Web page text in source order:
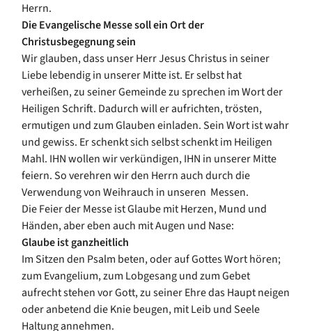
Herrn.
Die Evangelische Messesoll ein Ort der
Christusbegegnung sein
Wir glauben, dass unser Herr Jesus Christus in seiner
Liebe lebendig in unserer Mitte ist. Er selbst hat
verheißen, zu seiner Gemeinde zu sprechen im Wort der
Heiligen Schrift. Dadurch will er aufrichten, trösten,
ermutigen und zum Glauben einladen. Sein Wort ist wahr
und gewiss. Er schenkt sich selbst schenkt im Heiligen
Mahl. IHN wollen wir verkündigen, IHN in unserer Mitte
feiern. So verehren wir den Herrn auch durch die
Verwendung von Weihrauch in unseren Messen.
Die Feier der Messe ist Glaube mit Herzen, Mund und
Händen, aber eben auch mit Augen und Nase:
Glaube ist ganzheitlich
Im Sitzen den Psalm beten, oder auf Gottes Wort hören;
zum Evangelium, zum Lobgesang und zum Gebet
aufrecht stehen vor Gott, zu seiner Ehre das Haupt neigen
oder anbetend die Knie beugen, mit Leib und Seele
Haltung annehmen.